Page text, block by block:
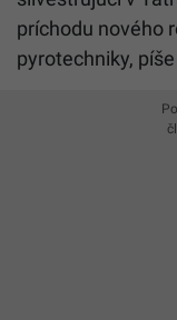
príchodu nového
pyrotechniky, píše